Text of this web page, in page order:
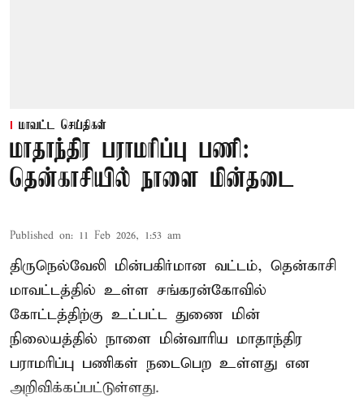
மாவட்ட செய்திகள்
மாதாந்திர பராமரிப்பு பணி:
தென்காசியில் நாளை மின்தடை
Published on: 11 Feb 2026, 1:53 am
திருநெல்வேலி மின்பகிர்மான வட்டம், தென்காசி
மாவட்டத்தில் உள்ள சங்கரன்கோவில்
கோட்டத்திற்கு உட்பட்ட துணை மின்
நிலையத்தில் நாளை மின்வாரிய மாதாந்திர
பராமரிப்பு பணிகள் நடைபெற உள்ளது என
அறிவிக்கப்பட்டுள்ளது.